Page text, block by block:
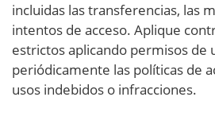
incluidas las transferencias, las
intentos de acceso. Aplique
estrictos aplicando permisos de
periódicamente las políticas de
usos indebidos o infracciones.